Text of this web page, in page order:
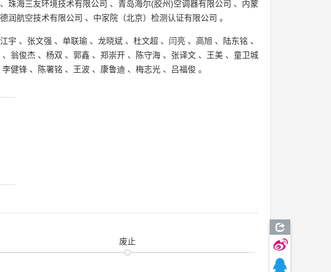
、 珠海三友环境技术有限公司 、 青岛海尔(胶州)空调器有限公司 、 内蒙
润航空技术有限公司 、 中家院（北京）检测认证有限公司 。
江宇 、 张文强 、 单联瑜 、 龙晓斌 、 杜文超 、 闫亮 、 高旭 、 陆东铭 、
、 翁俊杰 、 杨双 、 郭鑫 、 郑崇开 、 陈守海 、 张译文 、 王美 、 童卫城
李健锋 、 陈署铭 、 王波 、 康鲁迪 、 梅志光 、 吕福俊 。
废止